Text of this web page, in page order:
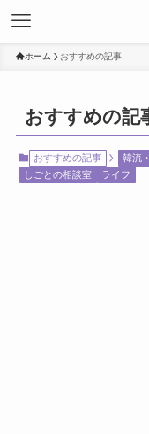
ホーム おすすめの記事
おすすめの記
おすすめの記事 韓流
しごとの相談室
ライフ